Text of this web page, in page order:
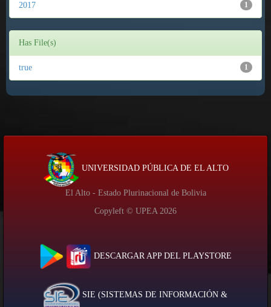
1
2017
Has File(s)
1
true
UNIVERSIDAD PÚBLICA DE EL ALTO
El Alto - Estado Plurinacional de Bolivia
Copyleft © UPEA 2026
DESCARGAR APP DEL PLAYSTORE
SIE (SISTEMAS DE INFORMACIÓN &